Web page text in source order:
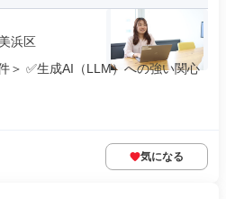
浜区
＞ ✅生成AI（LLM）への強い関心
気になる